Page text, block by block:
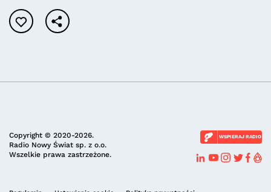
Copyright © 2020-2026.
Radio Nowy Świat sp. z o.o.
Wszelkie prawa zastrzeżone.
WSPIERAJ RADIO